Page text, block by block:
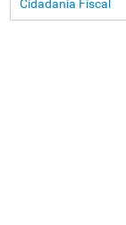
Cidadania Fiscal